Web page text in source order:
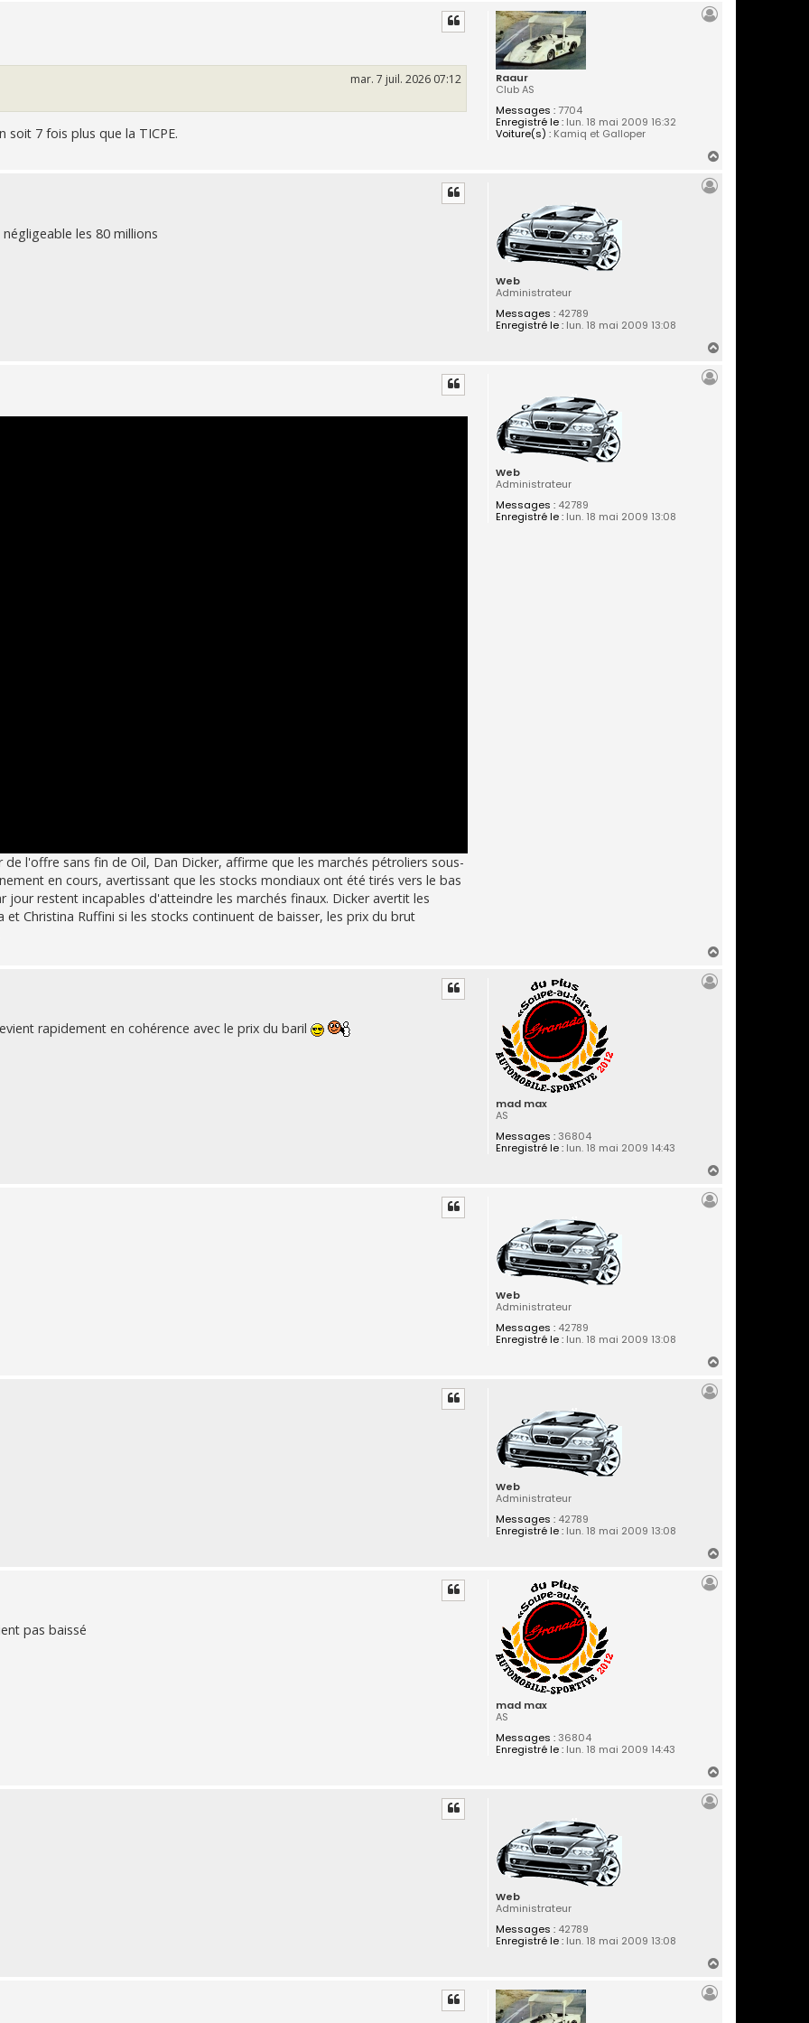
Raaur
Club AS
Messages :7704
Enregistré le :lun. 18 mai 2009 16:32
Voiture(s) :Kamiq et Galloper
mar. 7 juil. 2026 07:12
soit 7 fois plus que la TICPE.
Web
Administrateur
Messages :42789
Enregistré le :lun. 18 mai 2009 13:08
les 80 millions
Web
Administrateur
Messages :42789
Enregistré le :lun. 18 mai 2009 13:08
l'offre sans fin de Oil, Dan Dicker, affirme que les marchés pétroliers sous-
en cours, avertissant que les stocks mondiaux ont été tirés vers le bas
restent incapables d'atteindre les marchés finaux. Dicker avertit les
Christina Ruffini si les stocks continuent de baisser, les prix du brut
mad max
AS
Messages :36804
Enregistré le :lun. 18 mai 2009 14:43
rapidement en cohérence avec le prix du baril
Web
Administrateur
Messages :42789
Enregistré le :lun. 18 mai 2009 13:08
Web
Administrateur
Messages :42789
Enregistré le :lun. 18 mai 2009 13:08
mad max
AS
Messages :36804
Enregistré le :lun. 18 mai 2009 14:43
pas baissé
Web
Administrateur
Messages :42789
Enregistré le :lun. 18 mai 2009 13:08